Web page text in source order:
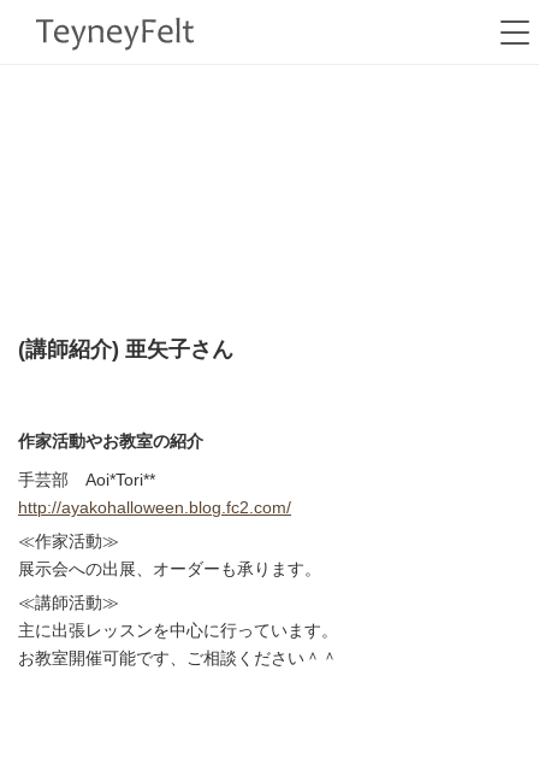
(講師紹介) 亜矢子さん
作家活動やお教室の紹介
手芸部 Aoi*Tori**
http://ayakohalloween.blog.fc2.com/
≪作家活動≫
展示会への出展、オーダーも承ります。
≪講師活動≫
主に出張レッスンを中心に行っています。
お教室開催可能です、ご相談ください＾＾